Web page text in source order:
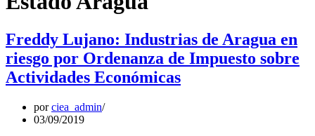
Freddy Lujano: Industrias de Aragua en
riesgo por Ordenanza de Impuesto sobre
Actividades Económicas
porciea_admin
03/09/2019